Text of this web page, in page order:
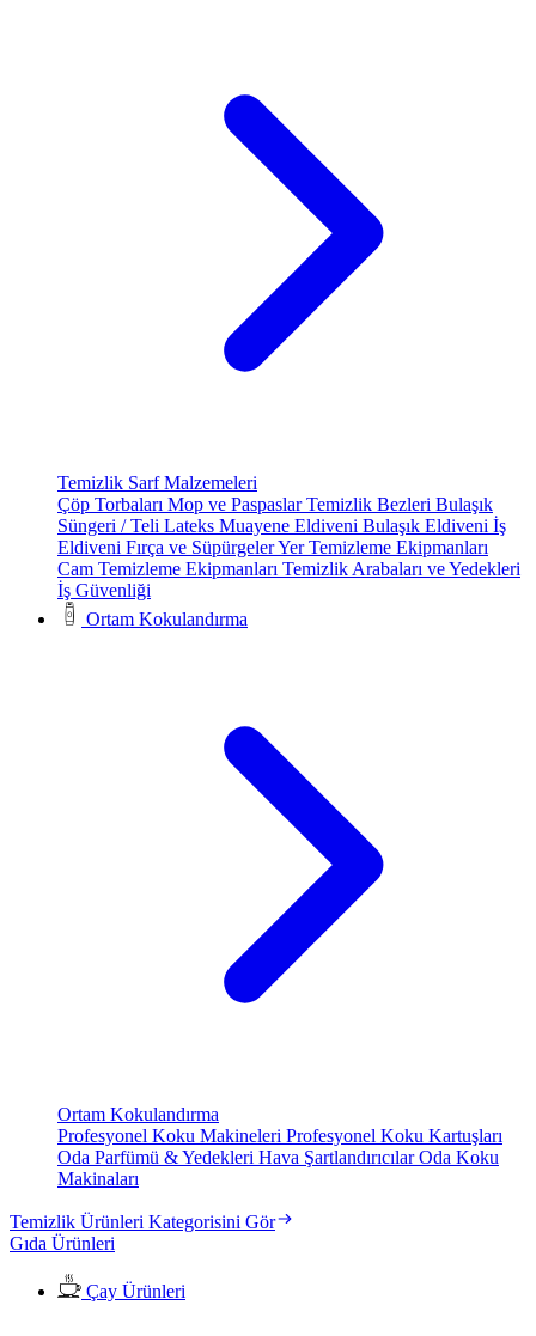
Temizlik Sarf Malzemeleri
Çöp Torbaları Mop ve PaspaslarTemizlik Bezleri Bulaşık
Süngeri / Teli Lateks Muayene Eldiveni Bulaşık Eldiveni İş
Eldiveni Fırça ve SüpürgelerYer Temizleme Ekipmanları
Cam Temizleme Ekipmanları Temizlik Arabaları ve Yedekleri
İş Güvenliği
Ortam Kokulandırma
Ortam Kokulandırma
Profesyonel Koku Makineleri Profesyonel Koku Kartuşları
Oda Parfümü & Yedekleri Hava ŞartlandırıcılarOda Koku
Makinaları
Temizlik Ürünleri Kategorisini Gör
Gıda Ürünleri
Çay Ürünleri